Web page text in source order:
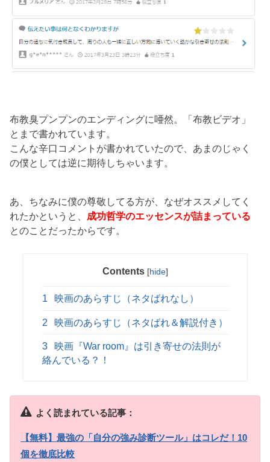
布教臭プンプンのエンディングに唖然。「布教ビデオ」
とまで書かれています。
こんな辛口コメントが書かれていたので、あまのじゃく
の僕としては逆に期待しちゃいます。
あ、ちなみに僕の尊敬してる方が、なぜオススメしてく
れたかというと、 成功哲学のエッセンスが詰まっている
とのことだったからです。
Contents [hide]
1 映画のあらすじ（ネタばれなし）
2 映画のあらすじ（ネタばれ＆解説付き）
3
映画『War room』は引き寄せの法則が
絡んでいる？！
よく読まれている記事：
【無料】最強の「自分の強み診断ツール」はコレだ！10
個を徹底比較